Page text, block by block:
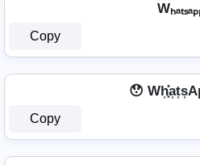
Copy
😯
Copy